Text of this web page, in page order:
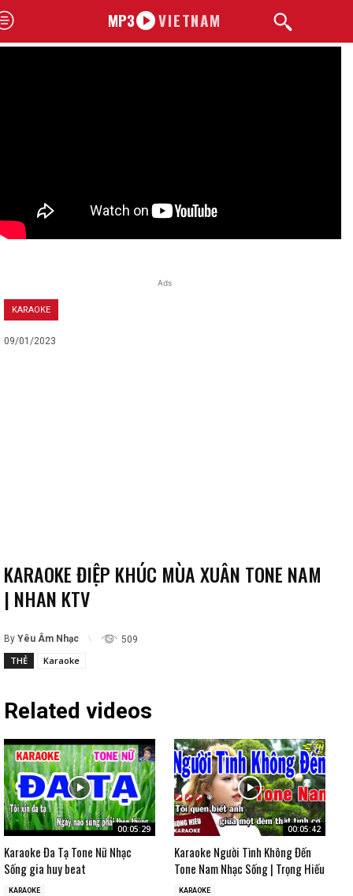
MP3 VIETNAM
Ads
KARAOKE
09/01/2023
KARAOKE ĐIỆP KHÚC MÙA XUÂN TONE NAM
| NHAN KTV
By Yêu Âm Nhạc 509
THẺ Karaoke
Related videos
00:05:29
Karaoke Đa Tạ Tone Nữ Nhạc
Sống gia huy beat
KARAOKE
00:05:42
Karaoke Người Tình Không Đến
Tone Nam Nhạc Sống | Trọng Hiếu
KARAOKE